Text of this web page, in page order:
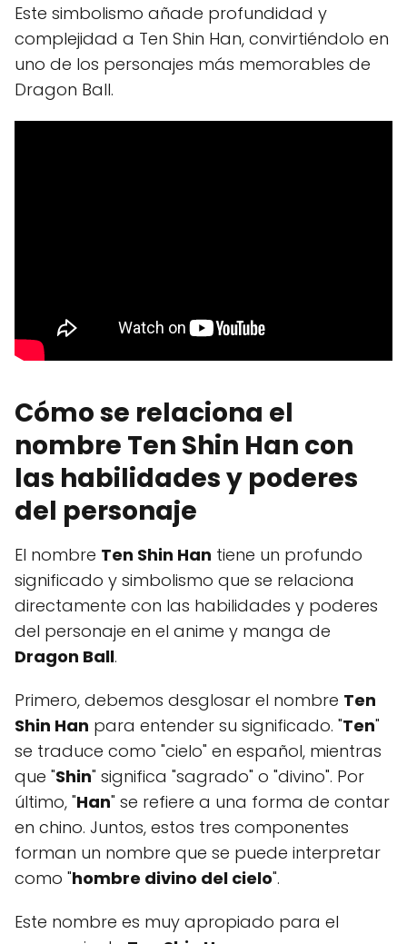
Este simbolismo añade profundidad y
complejidad a Ten Shin Han, convirtiéndolo en
uno de los personajes más memorables de
Dragon Ball.
Cómo se relaciona el
nombre Ten Shin Han con
las habilidades y poderes
del personaje
El nombre Ten Shin Han tiene un profundo
significado y simbolismo que se relaciona
directamente con las habilidades y poderes
del personaje en el anime y manga de
Dragon Ball.
Primero, debemos desglosar el nombre Ten
Shin Han para entender su significado. "Ten"
se traduce como "cielo" en español, mientras
que "Shin" significa "sagrado" o "divino". Por
último, "Han" se refiere a una forma de contar
en chino. Juntos, estos tres componentes
forman un nombre que se puede interpretar
como "hombre divino del cielo".
Este nombre es muy apropiado para el